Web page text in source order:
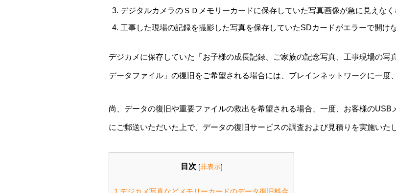
デジタルカメラのＳＤメモリーカードに保存していた写真画像が急に見えな
工事した現場の記録を撮影した写真を保存していたSDカードがエラーで開け
デジカメに保存していた「お子様の成長記録、ご家族の記念写真、工事現場の写
データファイル」の復旧をご希望される場合には、ブレインネットワークに一度
尚、データの復旧や重要ファイルの救出を希望される場合、一度、お客様の
にご郵送いただいた上で、データの復旧サービスの調査および見積りを実施いた
目次 [非表示]
1 デジカメ写真などメモリーカードのデータ復旧料金